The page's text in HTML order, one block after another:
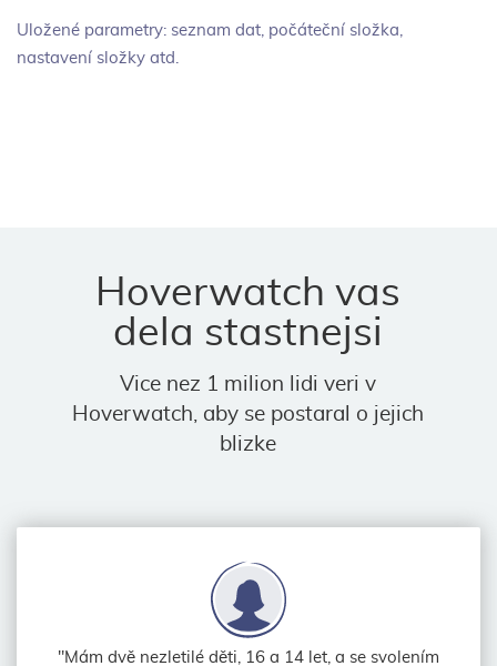
Uložené parametry: seznam dat, počáteční složka,
nastavení složky atd.
Hoverwatch vas
dela stastnejsi
Vice nez 1 milion lidi veri v
Hoverwatch, aby se postaral o jejich
blizke
"Mám dvě nezletilé děti, 16 a 14 let, a se svolením